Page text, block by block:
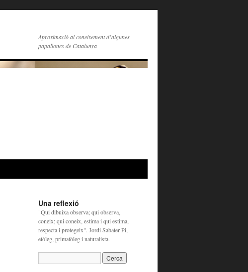
Aproximació al coneixement d’algunes
papallones de Catalunya
Una reflexió
"Qui dibuixa observa; qui observa,
coneix; qui coneix, estima i qui estima,
respecta i protegeix". Jordi Sabater Pi,
etòleg, primatòleg i naturalista.